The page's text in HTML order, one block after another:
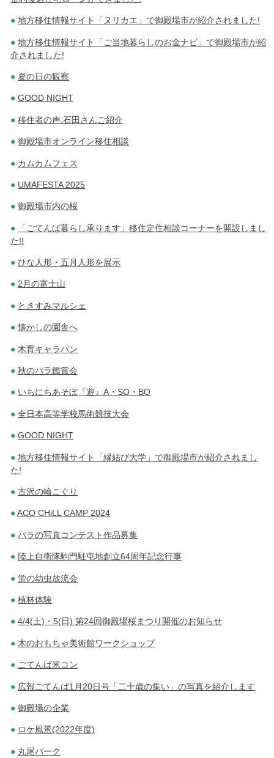
地方移住情報サイト「ヌリカエ」で御殿場市が紹介されました!
地方移住情報サイト「ご当地暮らしのお金ナビ」で御殿場市が紹
介されました!
夏の日の観察
GOOD NIGHT
移住者の声:石田さんご紹介
御殿場市オンライン移住相談
カムカムフェス
UMAFESTA 2025
御殿場市内の桜
「ごてんば暮らし承ります」移住定住相談コーナーを開設しまし
た!!
ひな人形・五月人形を展示
2月の富士山
ときすみマルシェ
懐かしの園舎へ
木育キャラバン
秋のバラ鑑賞会
いちにちあそぼ『遊』A・SO・BO
全日本高等学校馬術競技大会
GOOD NIGHT
地方移住情報サイト「縁結び大学」で御殿場市が紹介されまし
た!
古沢の輪こぐり
ACO CHiLL CAMP 2024
バラの写真コンテスト作品募集
陸上自衛隊駒門駐屯地創立64周年記念行事
蛍の幼虫放流会
植林体験
4/4(土)・5(日) 第24回御殿場桜まつり開催のお知らせ
木のおもちゃ美術館ワークショップ
ごてんば米コン
広報ごてんば1月20日号「二十歳の集い」の写真を紹介します
御殿場の企業
ロケ風景(2022年度)
丸尾パーク